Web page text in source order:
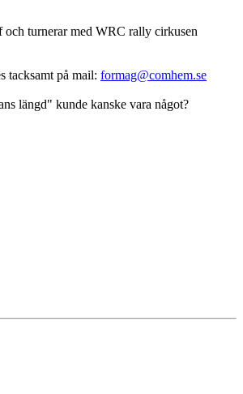
turnerar med WRC rally cirkusen
tacksamt på mail: formag@comhem.se
längd" kunde kanske vara något?